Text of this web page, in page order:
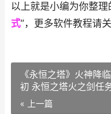
以上就是小编为你整理
式”，更多软件教程请
《永恒之塔》火神降
初 永恒之塔火之剑任
« 上一篇